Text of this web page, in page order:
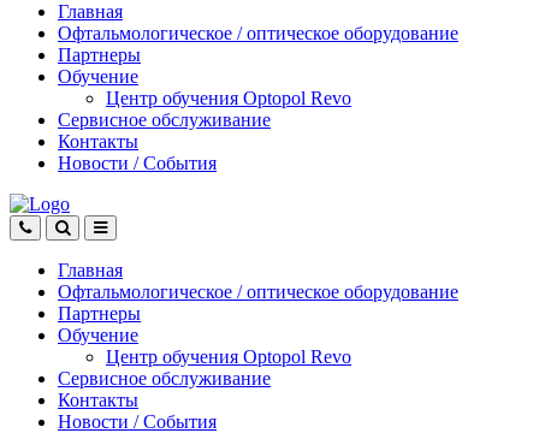
Главная
Офтальмологическое / оптическое оборудование
Партнеры
Обучение
Центр обучения Оptopol Revo
Сервисное обслуживание
Контакты
Новости / События
Главная
Офтальмологическое / оптическое оборудование
Партнеры
Обучение
Центр обучения Оptopol Revo
Сервисное обслуживание
Контакты
Новости / События